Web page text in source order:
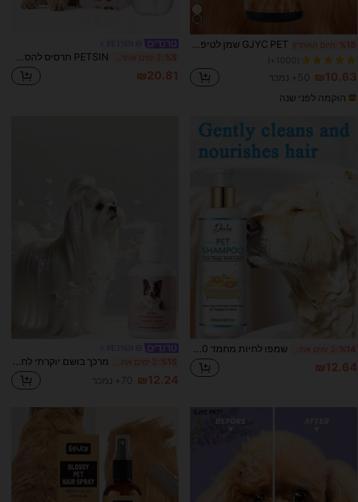
%15 היום האחרון
(1000+)
₪10.63 50+ נמכר
הוקמה לפני שנה
%5 2 ימים אחרונים
₪20.81
%14 2 ימים אחרונים
₪12.64
%15 2 ימים אחרונים
₪12.24 70+ נמכר